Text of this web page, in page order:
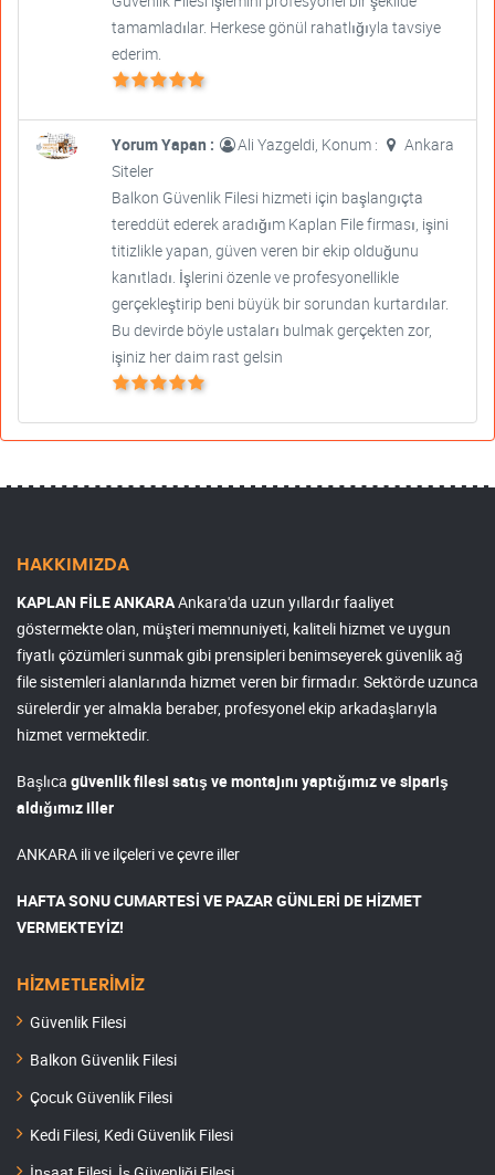
tamamladılar. Herkese gönül rahatlığıyla tavsiye
ederim.
Yorum Yapan : Ali Yazgeldi, Konum :
Ankara
Siteler
Balkon Güvenlik Filesi hizmeti için başlangıçta
tereddüt ederek aradığım Kaplan File firması, işini
titizlikle yapan, güven veren bir ekip olduğunu
kanıtladı. İşlerini özenle ve profesyonellikle
gerçekleştirip beni büyük bir sorundan kurtardılar.
Bu devirde böyle ustaları bulmak gerçekten zor,
işiniz her daim rast gelsin
HAKKIMIZDA
KAPLAN FİLE ANKARAAnkara'da uzun yıllardır faaliyet
göstermekte olan, müşteri memnuniyeti, kaliteli hizmet ve uygun
fiyatlı çözümleri sunmak gibi prensipleri benimseyerek güvenlik ağ
file sistemleri alanlarında hizmet veren bir firmadır. Sektörde uzunca
sürelerdir yer almakla beraber, profesyonel ekip arkadaşlarıyla
hizmet vermektedir.
Başlıca güvenlik filesi satış ve montajını yaptığımız ve sipariş
aldığımız iller
ANKARA ili ve ilçeleri ve çevre iller
HAFTA SONU CUMARTESİ VE PAZAR GÜNLERİ DE HİZMET
VERMEKTEYİZ!
HİZMETLERİMİZ
Güvenlik Filesi
Balkon Güvenlik Filesi
Çocuk Güvenlik Filesi
Kedi Filesi, Kedi Güvenlik Filesi